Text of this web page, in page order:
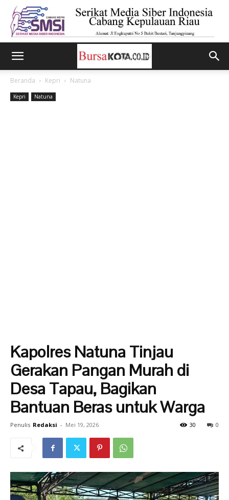
Beranda Kepri Natuna
Kepri Natuna
Kapolres Natuna Tinjau
Gerakan Pangan Murah di
Desa Tapau, Bagikan
Bantuan Beras untuk Warga
Penulis Redaksi - Mei 19, 2026 0
30